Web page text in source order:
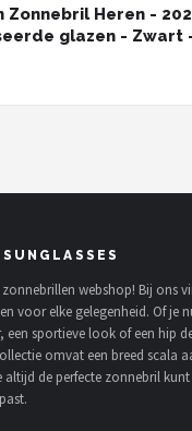
Zonnebril Heren -
glazen - Zwart
webshop! Bij ons
voor elke gelegenheid. Of je
een sportieve look of een hip
omvat een breed scala
de perfecte zonnebril